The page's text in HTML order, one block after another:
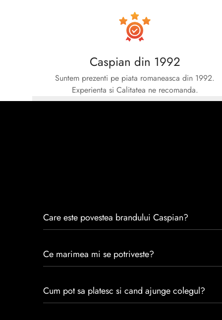
Caspian din 1992
Suntem prezenti pe piata romaneasca din 1992.
Experienta si Calitatea ne recomanda.
Care este povestea brandului Caspian?
satisfacția clienților.Fiecare pereche de încălțăminte
Ce marimea mi se potriveste?
Cum pot sa platesc si cand ajunge colegul?